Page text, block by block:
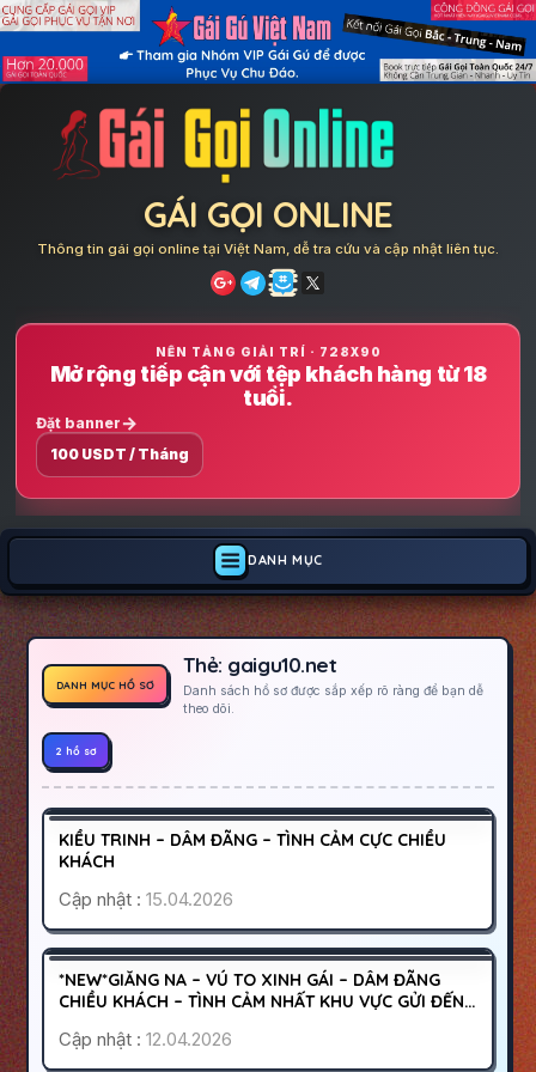
Skip
content
GÁI GỌI ONLINE
Thông tin gái gọi online tại Việt Nam, dễ tra cứu và cập nhật liên tục.
NỀN TẢNG GIẢI TRÍ · 728X90
Mở rộng tiếp cận với tệp khách hàng từ 18
tuổi.
Đặt banner
100 USDT / Tháng
DANH MỤC
DANH MỤC HỒ SƠ
Thẻ: gaigu10.net
Danh sách hồ sơ được sắp xếp rõ ràng để bạn dễ
theo dõi.
2 hồ sơ
300K
HOẠT ĐỘNG
KHÁNH HÒA NHA TRANG
KIỀU TRINH – DÂM ĐÃNG – TÌNH CẢM CỰC CHIỀU
KHÁCH
Cập nhật :15.04.2026
500K
HOẠT ĐỘNG
*NEW*GIĂNG NA – VÚ TO XINH GÁI – DÂM ĐÃNG
CHIỀU KHÁCH – TÌNH CẢM NHẤT KHU VỰC GỬI ĐẾN
Cập nhật :12.04.2026